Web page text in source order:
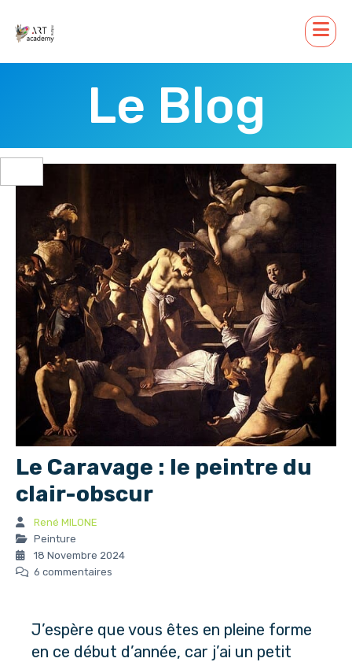
Le Blog
Le Caravage : le peintre du
clair-obscur
René MILONE
Peinture
18 Novembre 2024
6 commentaires
J’espère que vous êtes en pleine forme
en ce début d’année, car j’ai un petit